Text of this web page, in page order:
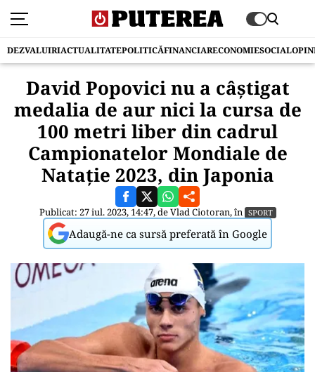
DEZVALUIRIACTUALITATEPOLITICĂFINANCIARECONOMIESOCIAL
David Popovici nu a câștigat
medalia de aur nici la cursa de
100 metri liber din cadrul
Campionatelor Mondiale de
Natație 2023, din Japonia
Publicat: 27 iul. 2023, 14:47, deVlad Ciotoran, în SPORT
Adaugă-ne ca sursă preferată în Google